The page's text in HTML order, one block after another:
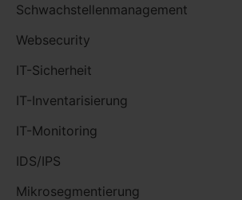
Schwachstellenmanagement
Websecurity
IT-Sicherheit
IT-Inventarisierung
IT-Monitoring
IDS/IPS
Mikrosegmentierung